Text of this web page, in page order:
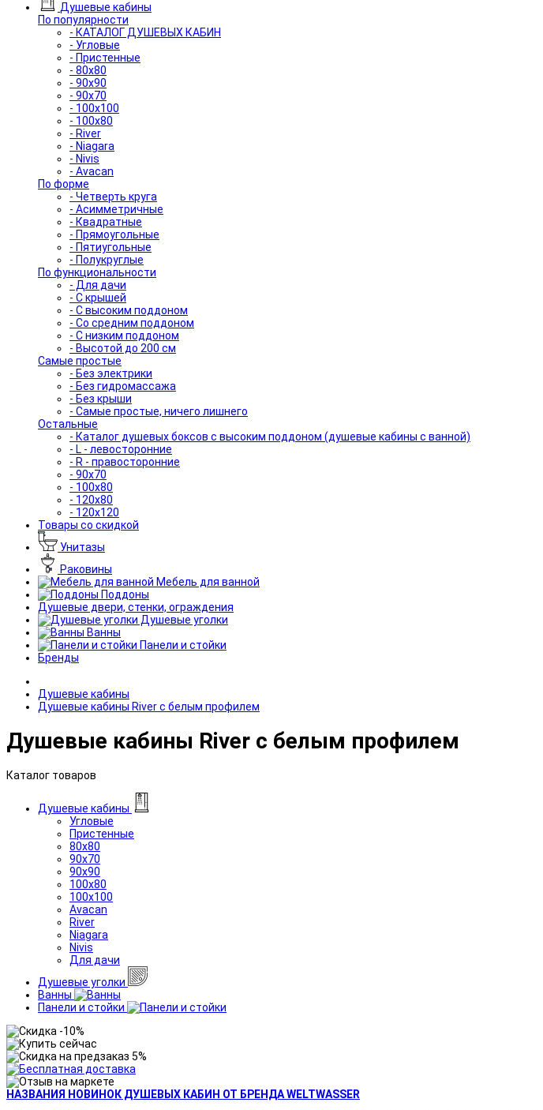
Душевые кабины
По популярности
- КАТАЛОГ ДУШЕВЫХ КАБИН
- Угловые
- Пристенные
- 80x80
- 90x90
- 90x70
- 100x100
- 100x80
- River
- Niagara
- Nivis
- Avacan
По форме
- Четверть круга
- Асимметричные
- Квадратные
- Прямоугольные
- Пятиугольные
- Полукруглые
По функциональности
- Для дачи
- С крышей
- С высоким поддоном
- Со средним поддоном
- С низким поддоном
- Высотой до 200 см
Самые простые
- Без электрики
- Без гидромассажа
- Без крыши
- Самые простые, ничего лишнего
Остальные
- Каталог душевых боксов с высоким поддоном (душевые кабины с ванной)
- L - левосторонние
- R - правосторонние
- 90x70
- 100x80
- 120x80
- 120x120
Товары со скидкой
Унитазы
Раковины
Мебель для ванной
Поддоны
Душевые двери, стенки, ограждения
Душевые уголки
Ванны
Панели и стойки
Бренды
Душевые кабины
Душевые кабины River с белым профилем
Душевые кабины River с белым профилем
Каталог товаров
Душевые кабины
Угловые
Пристенные
80x80
90x70
90x90
100x80
100x100
Avacan
River
Niagara
Nivis
Для дачи
Душевые уголки
Ванны
Панели и стойки
НАЗВАНИЯ НОВИНОК ДУШЕВЫХ КАБИН ОТ БРЕНДА WELTWASSER